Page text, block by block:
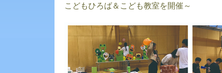
こどもひろば＆こども教室を開催～